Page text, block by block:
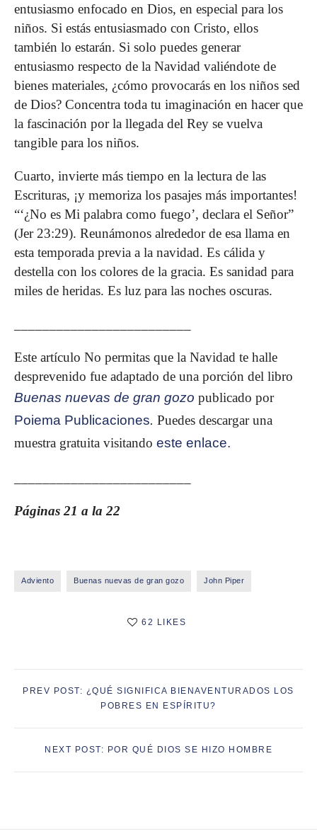
entusiasmo enfocado en Dios, en especial para los
niños. Si estás entusiasmado con Cristo, ellos
también lo estarán. Si solo puedes generar
entusiasmo respecto de la Navidad valiéndote de
bienes materiales, ¿cómo provocarás en los niños sed
de Dios? Concentra toda tu imaginación en hacer que
la fascinación por la llegada del Rey se vuelva
tangible para los niños.
Cuarto, invierte más tiempo en la lectura de las
Escrituras, ¡y memoriza los pasajes más importantes!
“‘¿No es Mi palabra como fuego’, declara el Señor”
(Jer 23:29). Reunámonos alrededor de esa llama en
esta temporada previa a la navidad. Es cálida y
destella con los colores de la gracia. Es sanidad para
miles de heridas. Es luz para las noches oscuras.
Este artículo No permitas que la Navidad te halle
desprevenido fue adaptado de una porción del libro
Buenas nuevas de gran gozo publicado por
Poiema Publicaciones. Puedes descargar una
muestra gratuita visitando este enlace.
Páginas 21 a la 22
Adviento Buenas nuevas de gran gozo John Piper
62 LIKES
PREV POST: ¿QUÉ SIGNIFICA BIENAVENTURADOS LOS
POBRES EN ESPÍRITU?
NEXT POST: POR QUÉ DIOS SE HIZO HOMBRE